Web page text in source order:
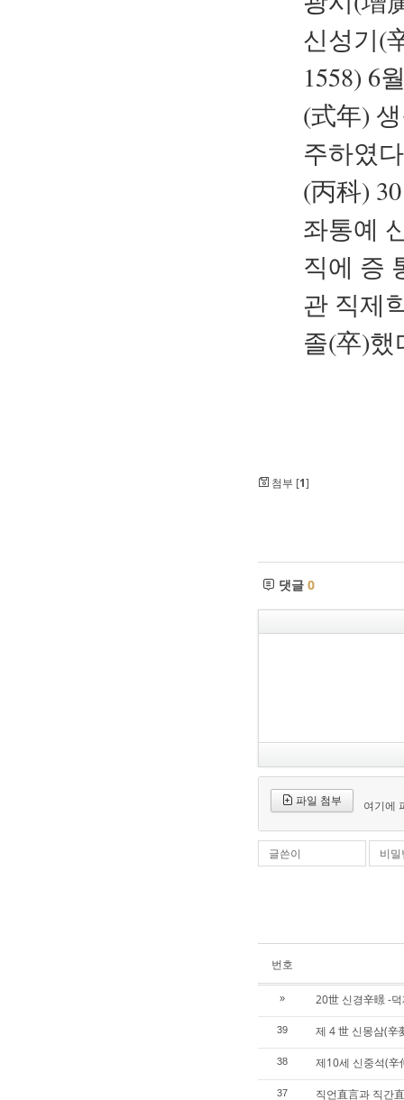
신성기(
1558) 6
(式年)
주하였
(丙科)
좌통예
직에 증
관 직제
졸(卒)했
첨부 [1]
댓글 0
파일 첨부 여기에
글쓴이 비
번호
» 20世 신경辛暻 -
39 제 4 世 신몽삼(辛
38 제10세 신중석(辛
37 직언直言과 직간